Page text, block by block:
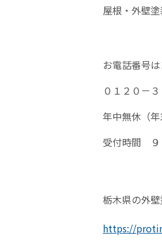
屋根・外壁
お電話番号
０１２０－
年中無休（年
受付時間 ９
栃木県の外
https://